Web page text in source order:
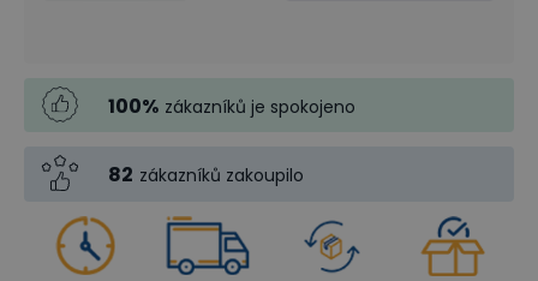
100% zákazníků je spokojeno
82 zákazníků zakoupilo